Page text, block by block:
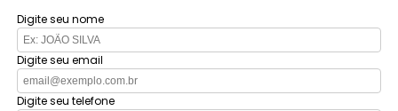
Digite seu nome
Digite seu email
Digite seu telefone